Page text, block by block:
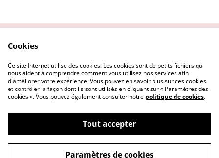
Politique de
confidentialité
Politique Cookies
©2026Le Repaire des Pin-up
Cookies
Ce site Internet utilise des cookies. Les cookies sont de petits fichiers qui
nous aident à comprendre comment vous utilisez nos services afin
d'améliorer votre expérience. Vous pouvez en savoir plus sur ces cookies
et contrôler la façon dont ils sont utilisés en cliquant sur « Paramètres des
cookies ». Vous pouvez également consulter notre politique de cookies.
Tout accepter
Paramètres de cookies